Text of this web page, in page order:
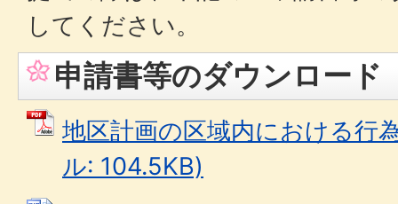
してください。
申請書等のダウンロード
地区計画の区域内における行
ル: 104.5KB)